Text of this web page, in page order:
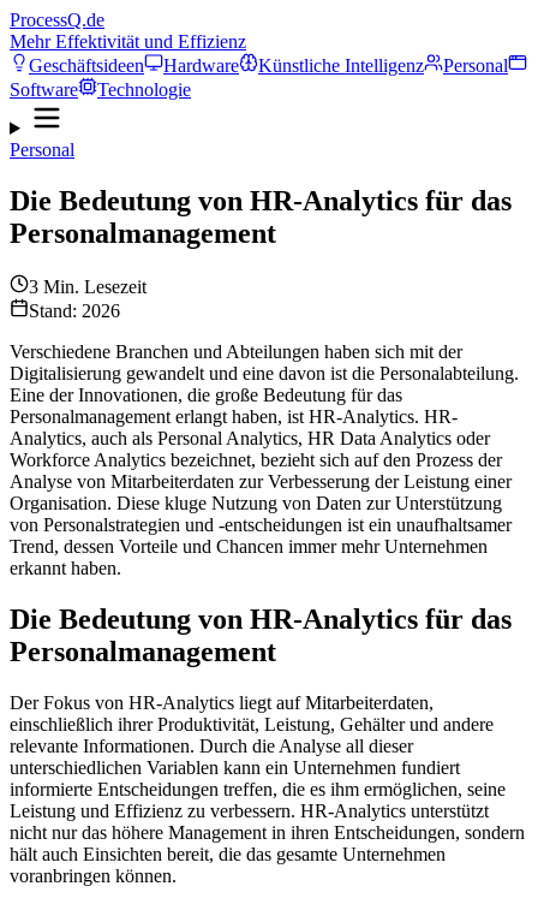
ProcessQ.de
Mehr Effektivität und Effizienz
Geschäftsideen
Hardware Künstliche Intelligenz
Personal
Software
Technologie
Personal
Die Bedeutung von HR-Analytics für das
Personalmanagement
3 Min. Lesezeit
Stand: 2026
Verschiedene Branchen und Abteilungen haben sich mit der
Digitalisierung gewandelt und eine davon ist die Personalabteilung.
Eine der Innovationen, die große Bedeutung für das
Personalmanagement erlangt haben, ist HR-Analytics. HR-
Analytics, auch als Personal Analytics, HR Data Analytics oder
Workforce Analytics bezeichnet, bezieht sich auf den Prozess der
Analyse von Mitarbeiterdaten zur Verbesserung der Leistung einer
Organisation. Diese kluge Nutzung von Daten zur Unterstützung
von Personalstrategien und -entscheidungen ist ein unaufhaltsamer
Trend, dessen Vorteile und Chancen immer mehr Unternehmen
erkannt haben.
Die Bedeutung von HR-Analytics für das
Personalmanagement
Der Fokus von HR-Analytics liegt auf Mitarbeiterdaten,
einschließlich ihrer Produktivität, Leistung, Gehälter und andere
relevante Informationen. Durch die Analyse all dieser
unterschiedlichen Variablen kann ein Unternehmen fundiert
informierte Entscheidungen treffen, die es ihm ermöglichen, seine
Leistung und Effizienz zu verbessern. HR-Analytics unterstützt
nicht nur das höhere Management in ihren Entscheidungen, sondern
hält auch Einsichten bereit, die das gesamte Unternehmen
voranbringen können.